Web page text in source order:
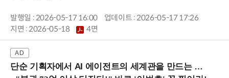
발행일 : 2026-05-17 16:00
업데이트 : 2026-05-17 17:26
지면 :2026-05-18 4면
단순 기획자에서 AI 에이전트의 세계관을 만드는 지식 설계자로.. (8/20 강남역)